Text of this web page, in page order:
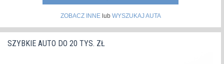
ZOBACZ INNElub WYSZUKAJ AUTA
SZYBKIE AUTO DO 20 TYS. ZŁ